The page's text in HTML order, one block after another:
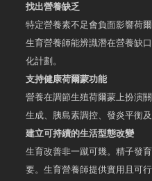
找出營養缺乏
特定營養素不足會負面影響荷
生育營養師能辨識潛在營養缺
化計劃。
支持健康荷爾蒙功能
營養在調節生殖荷爾蒙上扮演
生成、胰島素調控、發炎平衡及
建立可持續的生活型態改變
生育改善非一蹴可幾。精子發
要。生育營養師提供實用且可